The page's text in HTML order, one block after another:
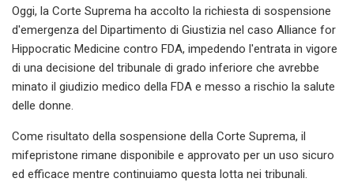
Oggi, la Corte Suprema ha accolto la richiesta di sospensione
d'emergenza del Dipartimento di Giustizia nel caso Alliance for
Hippocratic Medicine contro FDA, impedendo l'entrata in vigore
di una decisione del tribunale di grado inferiore che avrebbe
minato il giudizio medico della FDA e messo a rischio la salute
delle donne.
Come risultato della sospensione della Corte Suprema, il
mifepristone rimane disponibile e approvato per un uso sicuro
ed efficace mentre continuiamo questa lotta nei tribunali.